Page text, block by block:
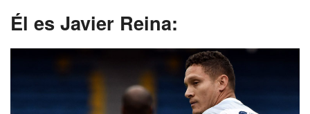
Él es Javier Reina: